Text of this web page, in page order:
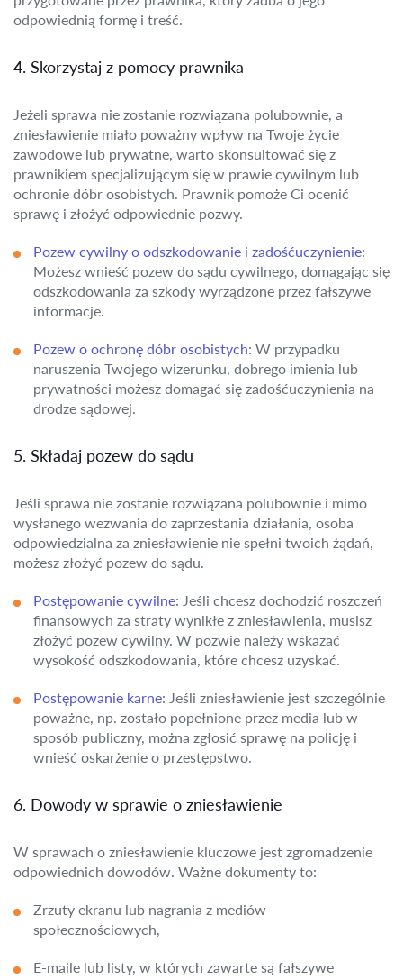
odpowiednią formę i treść.
4. Skorzystaj z pomocy prawnika
Jeżeli sprawa nie zostanie rozwiązana polubownie, a
zniesławienie miało poważny wpływ na Twoje życie
zawodowe lub prywatne, warto skonsultować się z
prawnikiem specjalizującym się w prawie cywilnym lub
ochronie dóbr osobistych. Prawnik pomoże Ci ocenić
sprawę i złożyć odpowiednie pozwy.
Pozew cywilny o odszkodowanie i zadośćuczynienie:
Możesz wnieść pozew do sądu cywilnego, domagając się
odszkodowania za szkody wyrządzone przez fałszywe
informacje.
Pozew o ochronę dóbr osobistych: W przypadku
naruszenia Twojego wizerunku, dobrego imienia lub
prywatności możesz domagać się zadośćuczynienia na
drodze sądowej.
5. Składaj pozew do sądu
Jeśli sprawa nie zostanie rozwiązana polubownie i mimo
wysłanego wezwania do zaprzestania działania, osoba
odpowiedzialna za zniesławienie nie spełni twoich żądań,
możesz złożyć pozew do sądu.
Postępowanie cywilne: Jeśli chcesz dochodzić roszczeń
finansowych za straty wynikłe z zniesławienia, musisz
złożyć pozew cywilny. W pozwie należy wskazać
wysokość odszkodowania, które chcesz uzyskać.
Postępowanie karne: Jeśli zniesławienie jest szczególnie
poważne, np. zostało popełnione przez media lub w
sposób publiczny, można zgłosić sprawę na policję i
wnieść oskarżenie o przestępstwo.
6. Dowody w sprawie o zniesławienie
W sprawach o zniesławienie kluczowe jest zgromadzenie
odpowiednich dowodów. Ważne dokumenty to:
Zrzuty ekranu lub nagrania z mediów
społecznościowych,
E-maile lub listy, w których zawarte są fałszywe